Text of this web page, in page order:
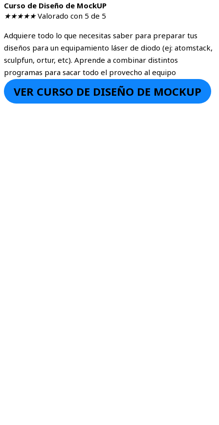
Curso de Diseño de MockUP
★★★★★ Valorado con 5 de 5
Adquiere todo lo que necesitas saber para preparar tus
diseños para un equipamiento láser de diodo (ej: atomstack,
sculpfun, ortur, etc). Aprende a combinar distintos
programas para sacar todo el provecho al equipo
VER CURSO DE DISEÑO DE MOCKUP